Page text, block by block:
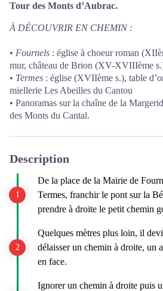
Tour des Monts d’Aubrac.
À DÉCOUVRIR EN CHEMIN :
• Fournels : église à choeur roman
mur, château de Brion (XV-XVIIIème
• Termes : église (XVIIème s.), table
miellerie Les Abeilles du Cantou
• Panoramas sur la chaîne de la
des Monts du Cantal.
Description
De la place de la Mairie de
Termes, franchir le pont sur la
prendre à droite le petit chemin
Quelques mètres plus loin, il
délaisser un chemin à droite, un
en face.
Ignorer un chemin à droite puis